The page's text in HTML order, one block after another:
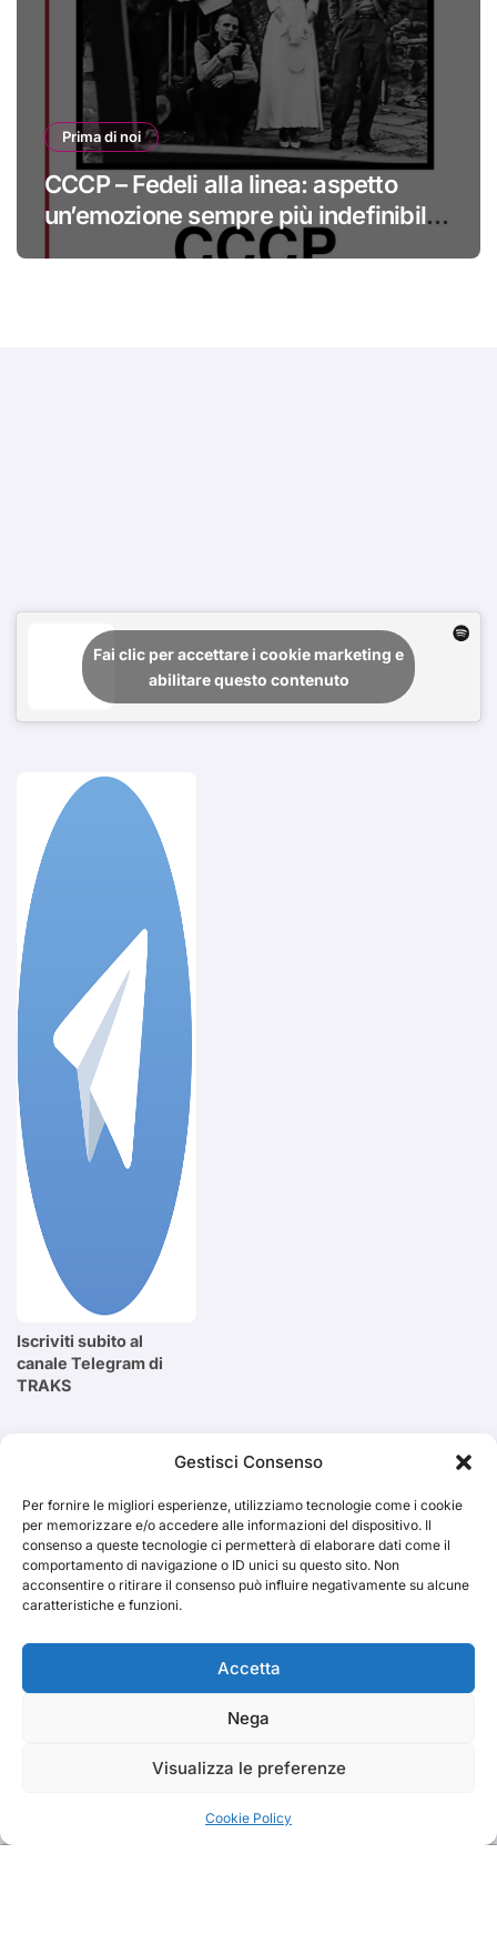
Gestisci Consenso
Per fornire le migliori esperienze, utilizziamo tecnologie come i cookie
per memorizzare e/o accedere alle informazioni del dispositivo. Il
consenso a queste tecnologie ci permetterà di elaborare dati come il
comportamento di navigazione o ID unici su questo sito. Non
acconsentire o ritirare il consenso può influire negativamente su alcune
caratteristiche e funzioni.
Accetta
Nega
Visualizza le preferenze
Cookie Policy
Prima di noi
CCCP – Fedeli alla linea: aspetto
un’emozione sempre più indefinibile
#primadinoi
Fai clic per accettare i cookie marketing e
abilitare questo contenuto
Iscriviti subito al
canale Telegram di
TRAKS
Cerca
TRAKS
Dal 2014 musica indipendente ed emergente